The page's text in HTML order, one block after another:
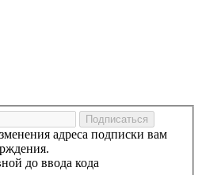
адреса подписки вам
до ввода кода